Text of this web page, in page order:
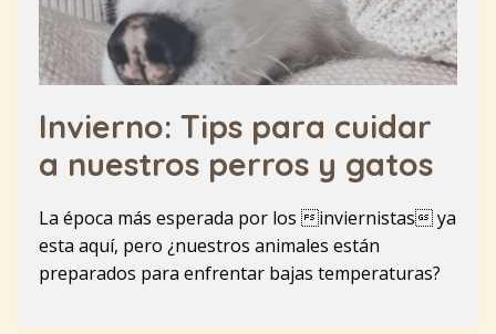
Invierno: Tips para cuidar
a nuestros perros y gatos
La época más esperada por los inviernistas ya
esta aquí, pero ¿nuestros animales están
preparados para enfrentar bajas temperaturas?